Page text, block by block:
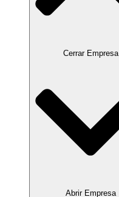
Cerrar Empresa
Abrir Empresa